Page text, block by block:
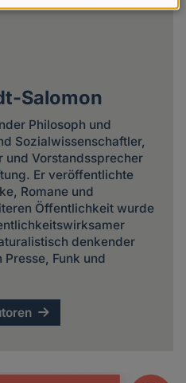
Salomon
Philosoph und
Sozialwissenschaftler,
Vorstandssprecher
Er veröffentlichte
Romane und
Öffentlichkeit wurde
denkender
Funk und